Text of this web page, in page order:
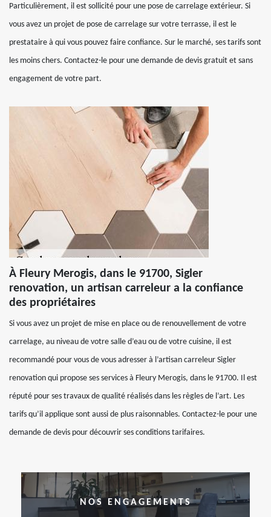
Particulièrement, il est sollicité pour une pose de carrelage extérieur. Si
vous avez un projet de pose de carrelage sur votre terrasse, il est le
prestataire à qui vous pouvez faire confiance. Sur le marché, ses tarifs sont
les moins chers. Contactez-le pour une demande de devis gratuit et sans
engagement de votre part.
À Fleury Merogis, dans le 91700, Sigler
renovation, un artisan carreleur a la confiance
des propriétaires
Si vous avez un projet de mise en place ou de renouvellement de votre
carrelage, au niveau de votre salle d’eau ou de votre cuisine, il est
recommandé pour vous de vous adresser à l’artisan carreleur Sigler
renovation qui propose ses services à Fleury Merogis, dans le 91700. Il est
réputé pour ses travaux de qualité réalisés dans les règles de l’art. Les
tarifs qu’il applique sont aussi de plus raisonnables. Contactez-le pour une
demande de devis pour découvrir ses conditions tarifaires.
NOS ENGAGEMENTS